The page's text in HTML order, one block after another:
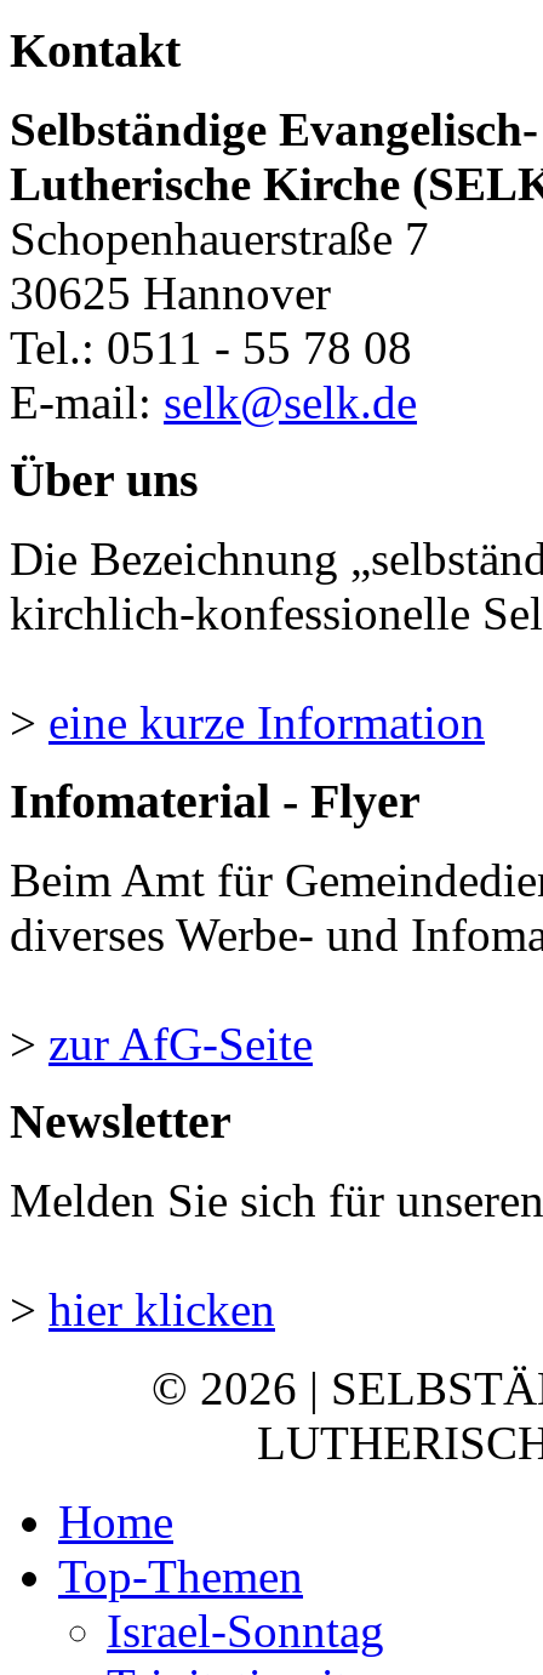
Kontakt
Selbständige Evangelisch-
Lutherische Kirche
Schopenhauerstraße 7
30625 Hannover
Tel.: 0511 - 55 78 08
E-mail: selk@selk.de
Über uns
Die Bezeichnung
kirchlich-konfessionelle
> eine kurze Information
Infomaterial - Flyer
Beim Amt für
diverses Werbe- und
> zur AfG-Seite
Newsletter
Melden Sie sich für
> hier klicken
© 2026 |
Home
Top-Themen
Israel-Sonntag